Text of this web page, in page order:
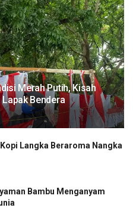
Merah Putih, Kisah
Bendera
Langka Beraroma Nangka
Bambu Menganyam